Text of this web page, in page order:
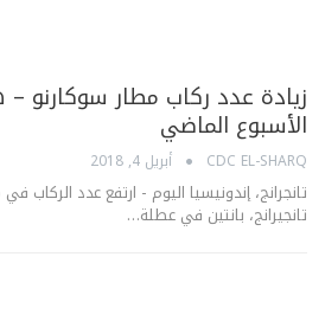
الأسبوع الماضي
CDC EL-SHARQ أبريل 4, 2018
تانجرانج، إندونيسيا اليوم - ارتفع عدد الركاب
تانجيرانج، بانتين في عطلة…